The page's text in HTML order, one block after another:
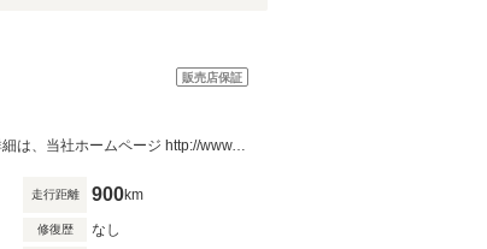
販売店保証
現在世界に4台内この仕様は1台のみ稀少車・MANSORY証明書付NewCar※装備内容等詳細は、当社ホームページ http://www.ms-cruise.net の在庫車情報よりご覧になれます！
走行距離 900km
修復歴 なし